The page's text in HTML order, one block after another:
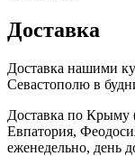
Доставка
Доставка нашими
Севастополю в
Доставка по
Евпатория,
еженедельно, день